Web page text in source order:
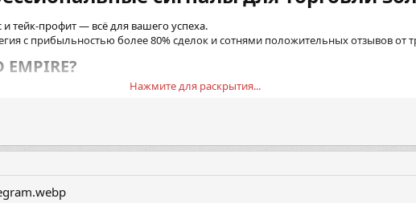
тейк-профит — всё для вашего успеха.
с прибыльностью более 80% сделок и сотнями положительных отзывов от
Нажмите для раскрытия...